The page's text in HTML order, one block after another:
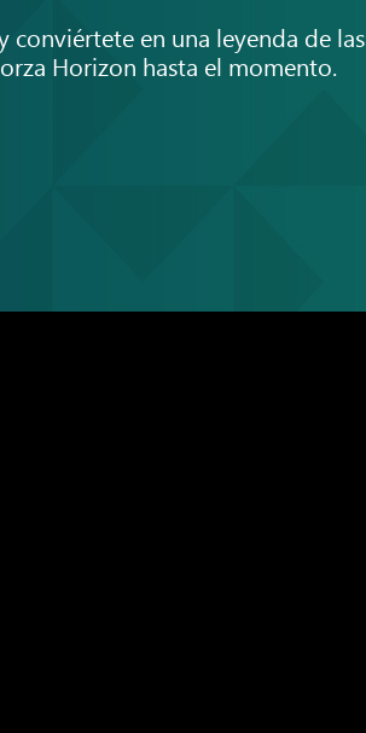
conviértete en una leyenda de las
Horizon hasta el momento.